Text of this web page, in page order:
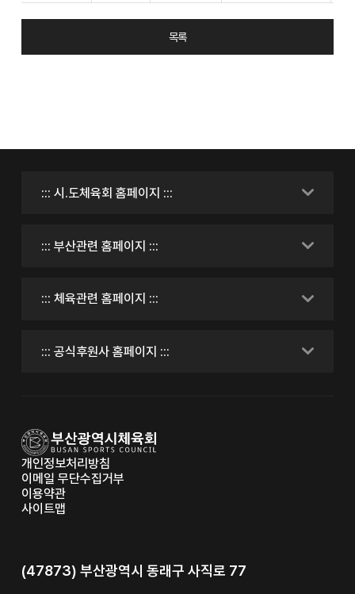
목록
개인정보처리방침
이메일 무단수집거부
이용약관
사이트맵
(47873) 부산광역시 동래구 사직로 77